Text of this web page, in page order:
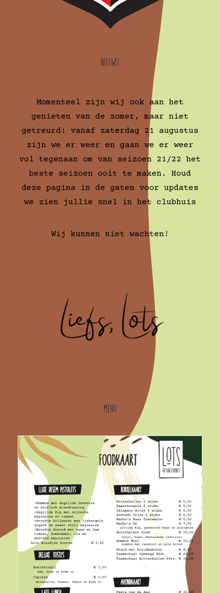
Nieuws!
Momenteel zijn wij ook aan het
genieten van de zomer, maar niet
getreurd: vanaf zaterdag 21 augustus
zijn we er weer en gaan we er weer
vol tegenaan om van seizoen 21/22 het
beste seizoen ooit te maken. Houd
deze pagina in de gaten voor updates
we zien jullie snel in het clubhuis
Wij kunnen niet wachten!
Menu